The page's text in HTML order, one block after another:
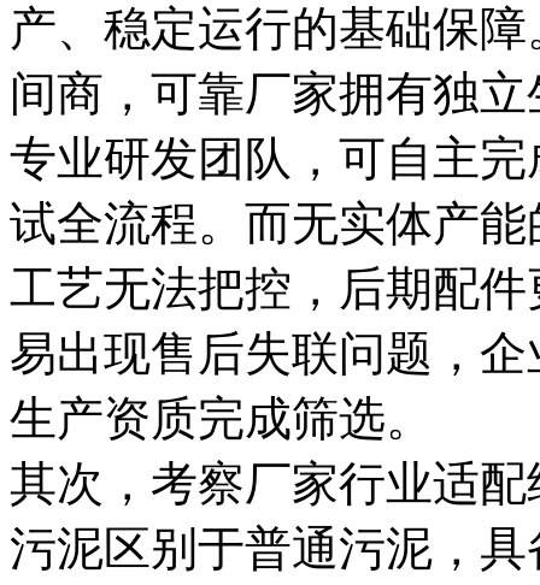
产、稳定运行的基础保
间商，可靠厂家拥有独
专业研发团队，可自主
试全流程。而无实体产
工艺无法把控，后期配
易出现售后失联问题，
生产资质完成筛选。
其次，考察厂家行业适
污泥区别于普通污泥，